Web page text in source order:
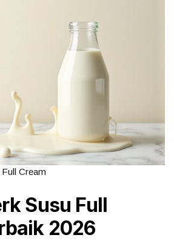
Cream
Susu Full
2026